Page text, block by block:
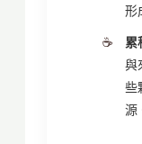
形
累
與
些
源